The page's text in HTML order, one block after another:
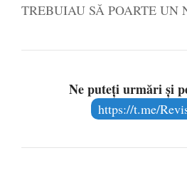
TREBUIAU SĂ POARTE
Ne puteți urmări și
https://t.me/